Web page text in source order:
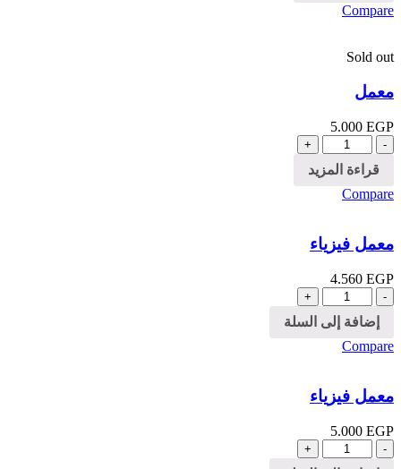
Compare
Sold out
معمل
5.000 EGP
الكمية
قراءة المزيد
Compare
معمل فيزياء
4.560 EGP
الكمية
إضافة إلى السلة
Compare
معمل فيزياء
5.000 EGP
الكمية